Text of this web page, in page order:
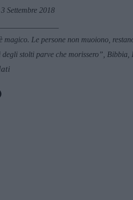
Settembre 2018
magico. Le persone non muoiono,
stolti parve che morissero”, Bibbia,